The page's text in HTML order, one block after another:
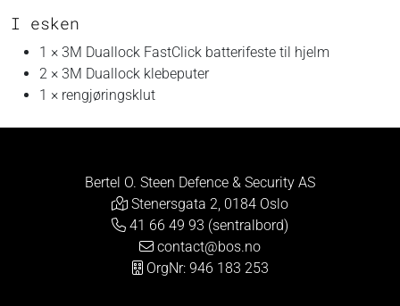
I esken
1 × 3M Duallock FastClick batterifeste til hjelm
2 × 3M Duallock klebeputer
1 × rengjøringsklut
Bertel O. Steen Defence & Security AS
Stenersgata 2, 0184 Oslo
41 66 49 93 (sentralbord)
contact@bos.no
OrgNr: 946 183 253